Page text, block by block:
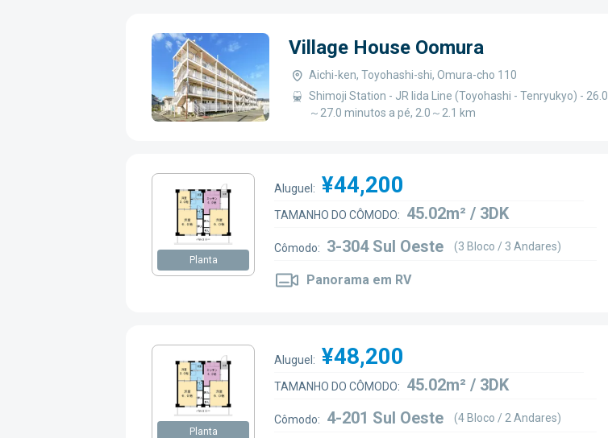
Village House Oomura
Aichi-ken, Toyohashi-shi, Omura-cho 110
Shimoji Station - JR Iida Line (Toyohashi - Tenryukyo) - 26.0
～27.0 minutos a pé, 2.0～2.1 km
Planta
Aluguel: ¥44,200
TAMANHO DO CÔMODO: 45.02m² / 3DK
Cômodo: 3-304 Sul Oeste (3 Bloco / 3 Andares)
Panorama em RV
Planta
Aluguel: ¥48,200
TAMANHO DO CÔMODO: 45.02m² / 3DK
Cômodo: 4-201 Sul Oeste (4 Bloco / 2 Andares)